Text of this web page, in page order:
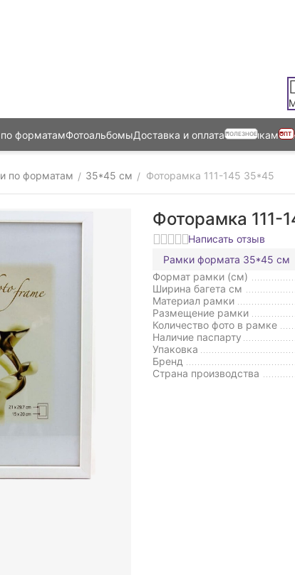
форматамФотоальбомыДоставка и оплата ПОЛЕЗНОЕ
Оптовикам ОПТ
по форматам / 35*45 см / Фоторамка 111-145 35*45
Фоторамка 111-
Написать отзыв
Рамки формата 35*45 см
Формат рамки (см)
Ширина багета см
Материал рамки
Размещение рамки
Количество фото в рамке
Наличие паспарту
Упаковка
Бренд
Страна производства